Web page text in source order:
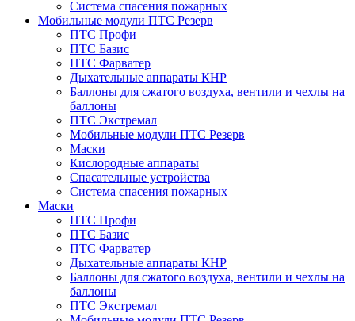
Система спасения пожарных
Мобильные модули ПТС Резерв
ПТС Профи
ПТС Базис
ПТС Фарватер
Дыхательные аппараты КНР
Баллоны для сжатого воздуха, вентили и чехлы на
баллоны
ПТС Экстремал
Мобильные модули ПТС Резерв
Маски
Кислородные аппараты
Спасательные устройства
Система спасения пожарных
Маски
ПТС Профи
ПТС Базис
ПТС Фарватер
Дыхательные аппараты КНР
Баллоны для сжатого воздуха, вентили и чехлы на
баллоны
ПТС Экстремал